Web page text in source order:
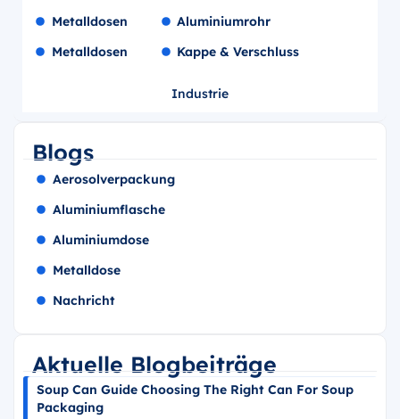
Industrie
Metalldosen
Metalldosen
Aluminiumrohr
Kappe & Verschluss
Blogs
Aerosolverpackung
Aluminiumflasche
Aluminiumdose
Metalldose
Nachricht
Aktuelle Blogbeiträge
Soup Can Guide Choosing The Right Can For Soup
Packaging